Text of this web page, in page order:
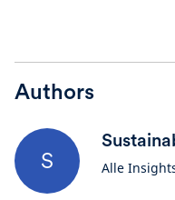
Authors
S Alle